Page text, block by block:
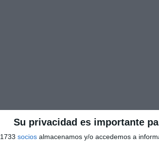
Su privacidad es importante
socios almacenamos y/o accedemos a